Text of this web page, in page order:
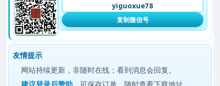
yiguoxue78
复制微信号
友情提示
网站持续更新，非随时在线；看到消息会回复。